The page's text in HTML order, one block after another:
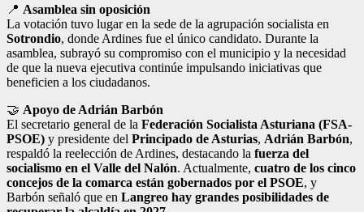
📍 Asamblea sin oposición
La votación tuvo lugar en la sede de la agrupación socialista en
Sotrondio, donde Ardines fue el único candidato. Durante la
asamblea, subrayó su compromiso con el municipio y la necesidad
de que la nueva ejecutiva continúe impulsando iniciativas que
beneficien a los ciudadanos.
🤝 Apoyo de Adrián Barbón
El secretario general de la Federación Socialista Asturiana (FSA-
PSOE) y presidente del Principado de Asturias, Adrián Barbón,
respaldó la reelección de Ardines, destacando la fuerza del
socialismo en el Valle del Nalón. Actualmente, cuatro de los cinco
concejos de la comarca están gobernados por el PSOE, y
Barbón señaló que en Langreo hay grandes posibilidades de